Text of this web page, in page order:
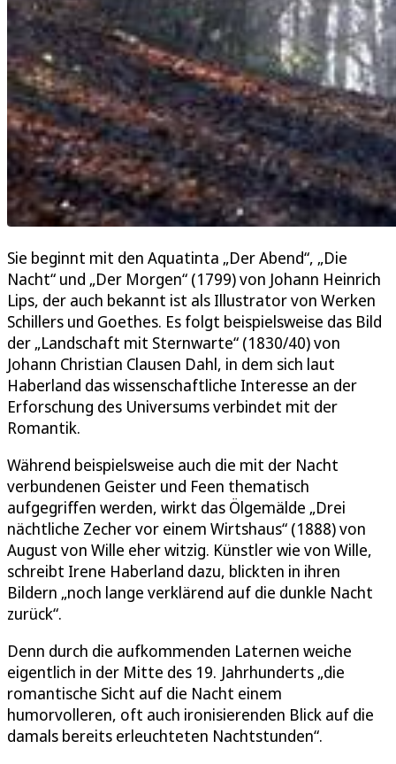
Sie beginnt mit den Aquatinta „Der Abend“, „Die
Nacht“ und „Der Morgen“ (1799) von Johann Heinrich
Lips, der auch bekannt ist als Illustrator von Werken
Schillers und Goethes. Es folgt beispielsweise das Bild
der „Landschaft mit Sternwarte“ (1830/40) von
Johann Christian Clausen Dahl, in dem sich laut
Haberland das wissenschaftliche Interesse an der
Erforschung des Universums verbindet mit der
Romantik.
Während beispielsweise auch die mit der Nacht
verbundenen Geister und Feen thematisch
aufgegriffen werden, wirkt das Ölgemälde „Drei
nächtliche Zecher vor einem Wirtshaus“ (1888) von
August von Wille eher witzig. Künstler wie von Wille,
schreibt Irene Haberland dazu, blickten in ihren
Bildern „noch lange verklärend auf die dunkle Nacht
zurück“.
Denn durch die aufkommenden Laternen weiche
eigentlich in der Mitte des 19. Jahrhunderts „die
romantische Sicht auf die Nacht einem
humorvolleren, oft auch ironisierenden Blick auf die
damals bereits erleuchteten Nachtstunden“.